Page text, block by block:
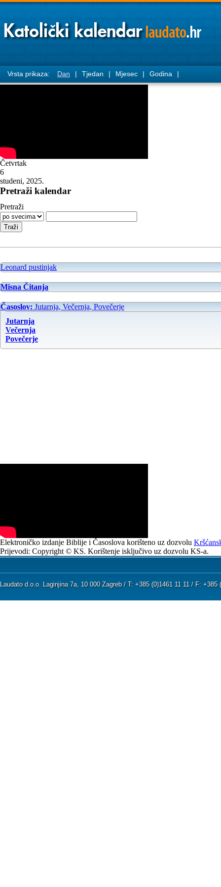
Vrsta prikaza: Dan | Tjedan | Mjesec | Godina |
Četvrtak
6
studeni, 2025.
Pretraži kalendar
Pretraži
Leonard pustinjak
Misna Čitanja
Časoslov: Jutarnja, Večernja, Povečerje
Jutarnja
Večernja
Povečerje
Elektroničko izdanje Biblije i Časoslova korišteno uz dozvolu
Prijevodi: Copyright © KS. Korištenje isključivo uz dozvolu KS-a.
Laudato d.o.o. Laginjina 7a, 10 000 Zagreb / T: +385 (0)1461 11 11 / F: